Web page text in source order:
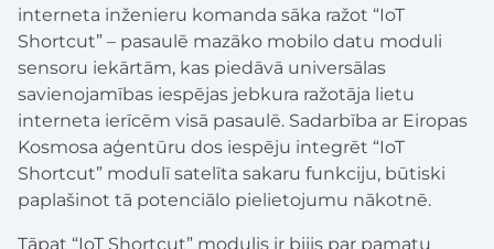
interneta inženieru komanda sāka ražot “IoT
Shortcut” – pasaulē mazāko mobilo datu moduli
sensoru iekārtām, kas piedāvā universālas
savienojamības iespējas jebkura ražotāja lietu
interneta ierīcēm visā pasaulē. Sadarbība ar Eiropas
Kosmosa aģentūru dos iespēju integrēt “IoT
Shortcut” modulī satelīta sakaru funkciju, būtiski
paplašinot tā potenciālo pielietojumu nākotnē.
Tāpat “IoT Shortcut” modulis ir bijis par pamatu